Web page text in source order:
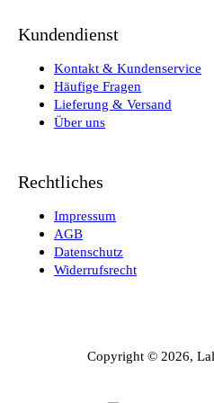
Kundendienst
Kontakt & Kundenservice
Häufige Fragen
Lieferung & Versand
Über uns
Rechtliches
Impressum
AGB
Datenschutz
Widerrufsrecht
Copyright © 2026,